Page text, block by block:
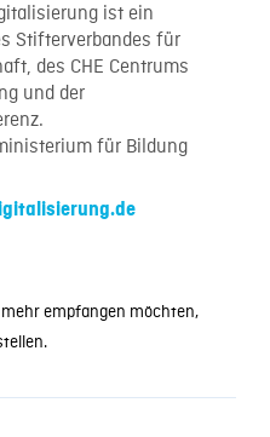
ist ein
Stifterverbandes für
des CHE Centrums
und der
für Bildung
empfangen möchten,